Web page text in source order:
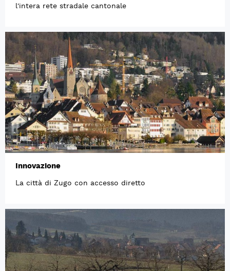
l'intera rete stradale cantonale
Innovazione
La città di Zugo con accesso diretto